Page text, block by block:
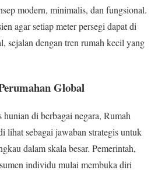
modern, minimalis, dan fungsional.
agar setiap meter persegi dapat di
sejalan dengan tren rumah kecil yang
Global
di berbagai negara, Rumah
lihat sebagai jawaban strategis untuk
dalam skala besar. Pemerintah,
individu mulai membuka diri